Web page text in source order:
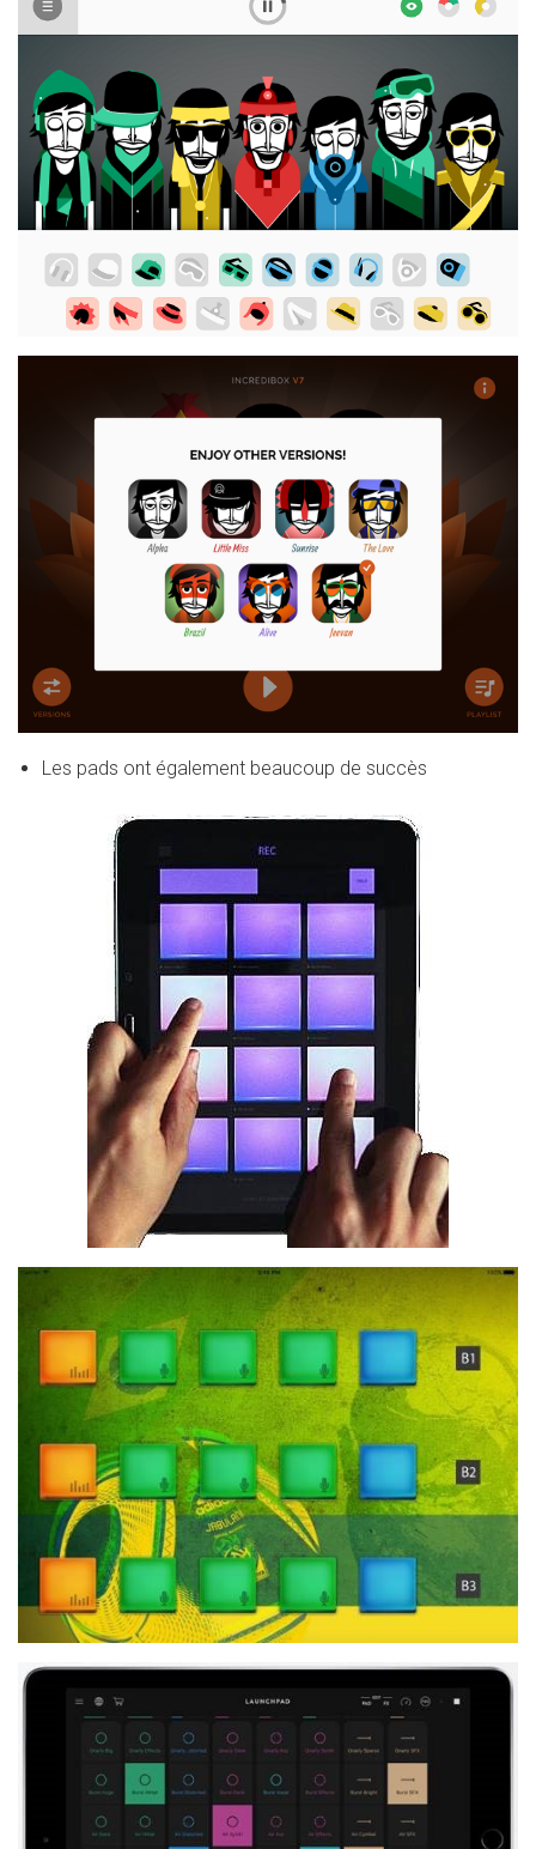
Les pads ont également beaucoup de succès